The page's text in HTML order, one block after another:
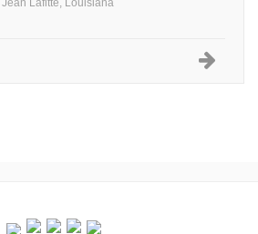
Jean Lafitte, Louisiana